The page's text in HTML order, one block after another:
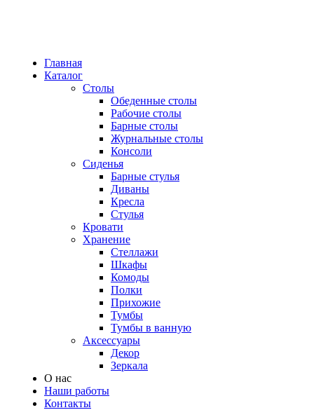
Главная
Каталог
Столы
Обеденные столы
Рабочие столы
Барные столы
Журнальные столы
Консоли
Сиденья
Барные стулья
Диваны
Кресла
Стулья
Кровати
Хранение
Стеллажи
Шкафы
Комоды
Полки
Прихожие
Тумбы
Тумбы в ванную
Аксессуары
Декор
Зеркала
О нас
Наши работы
Контакты